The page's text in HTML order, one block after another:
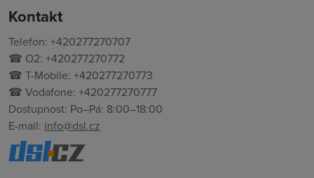
Kontakt
Telefon: +420277270707
☎ O2: +420277270772
☎ T-Mobile: +420277270773
☎ Vodafone: +420277270777
Dostupnost: Po–Pá: 8:00–18:00
E-mail: info@dsl.cz